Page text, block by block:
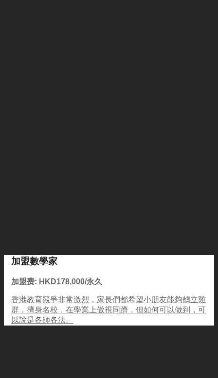
加盟數學家
加盟费: HKD178,000/永久
香港教育競爭非常激烈，家長們都希望小朋友能夠鶴立雞
群，擠身名校，在學業上傲視同躋，但如何可以做到，可
以說是各師各法。